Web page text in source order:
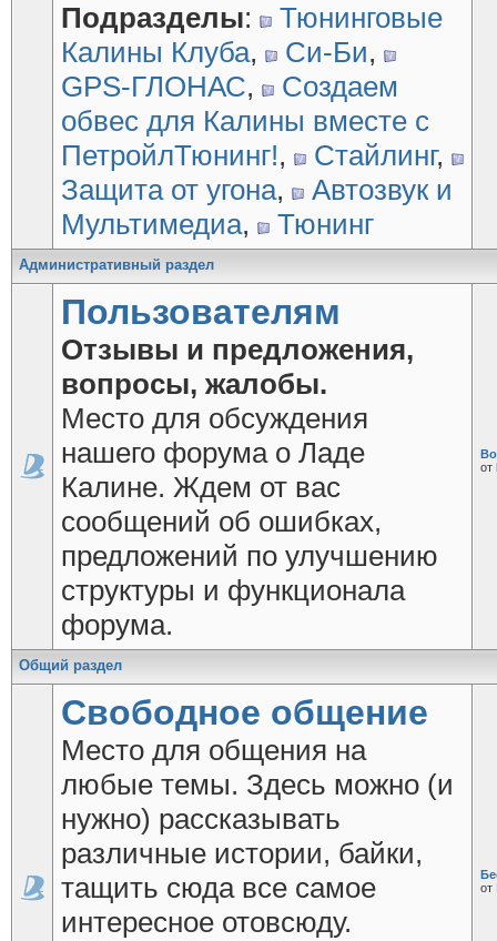
Подразделы:
Тюнинговые
Калины Клуба, Си-Би,
GPS-ГЛОНАС,
Создаем
обвес для Калины вместе с
ПетройлТюнинг!, Стайлинг,
Защита от угона,
Автозвук и
Мультимедиа, Тюнинг
Административный раздел
Пользователям
Отзывы и предложения,
вопросы, жалобы.
Место для обсуждения
нашего форума о Ладе
Калине. Ждем от вас
сообщений об ошибках,
предложений по улучшению
структуры и функционала
форума.
от
Общий раздел
Свободное общение
Место для общения на
любые темы. Здесь можно (и
нужно) рассказывать
различные истории, байки,
тащить сюда все самое
интересное отовсюду.
от